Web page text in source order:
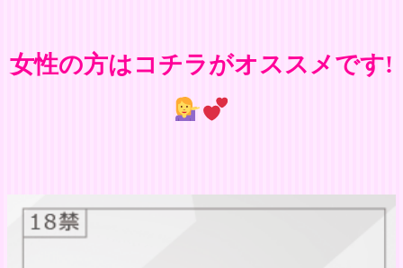
女性の方はコチラがオススメです!